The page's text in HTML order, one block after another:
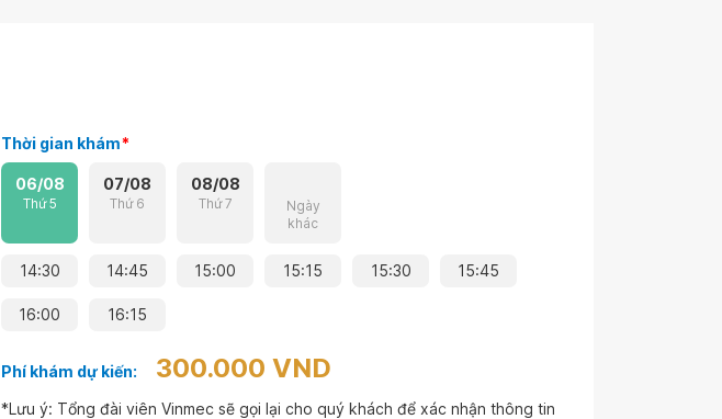
Thời gian khám*
06/08
Thứ 5
07/08
Thứ 6
08/08
Thứ 7
Ngày
khác
14:30 14:45 15:00 15:15 15:30 15:45
16:00 16:15
Phí khám dự kiến: 300.000 VND
*Lưu ý: Tổng đài viên Vinmec sẽ gọi lại cho quý khách để xác nhận thông tin